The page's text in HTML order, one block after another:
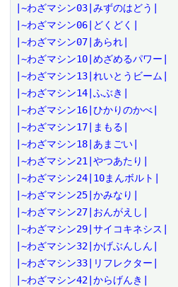
|~わざマシン03|みずのはどう|
|~わざマシン06|どくどく|
|~わざマシン07|あられ|
|~わざマシン10|めざめるパワー|
|~わざマシン13|れいとうビーム|
|~わざマシン14|ふぶき|
|~わざマシン16|ひかりのかべ|
|~わざマシン17|まもる|
|~わざマシン18|あまごい|
|~わざマシン21|やつあたり|
|~わざマシン24|10まんボルト|
|~わざマシン25|かみなり|
|~わざマシン27|おんがえし|
|~わざマシン29|サイコキネシス|
|~わざマシン32|かげぶんしん|
|~わざマシン33|リフレクター|
|~わざマシン42|からげんき|